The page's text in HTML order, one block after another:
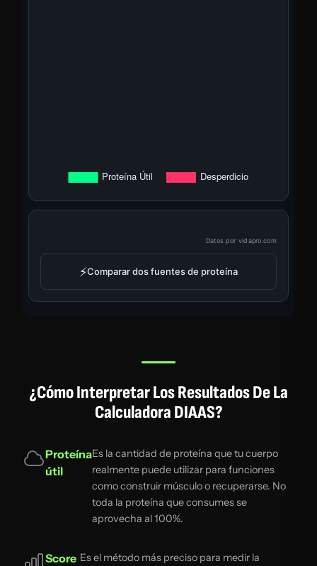
Datos por vidapro.com
⚡Comparar dos fuentes de proteína
¿Cómo Interpretar Los Resultados De La
Calculadora DIAAS?
Proteína
útil
Es la cantidad de proteína que tu cuerpo
realmente puede utilizar para funciones
como construir músculo o recuperarse. No
toda la proteína que consumes se
aprovecha al 100%.
Score Es el método más preciso para medir la